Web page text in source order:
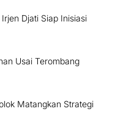
Djati Siap Inisiasi
Usai Terombang
Matangkan Strategi